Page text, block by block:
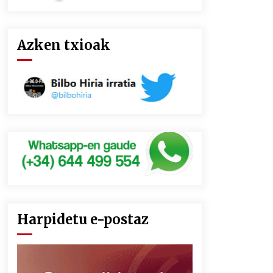
Azken txioak
Harpidetu e-postaz